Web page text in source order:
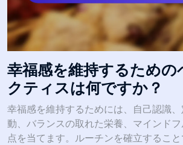
幸福感を維持するための
クティスは何ですか？
幸福感を維持するためには、自己認識
動、バランスの取れた栄養、マインド
点を当てます。ルーチンを確立するこ